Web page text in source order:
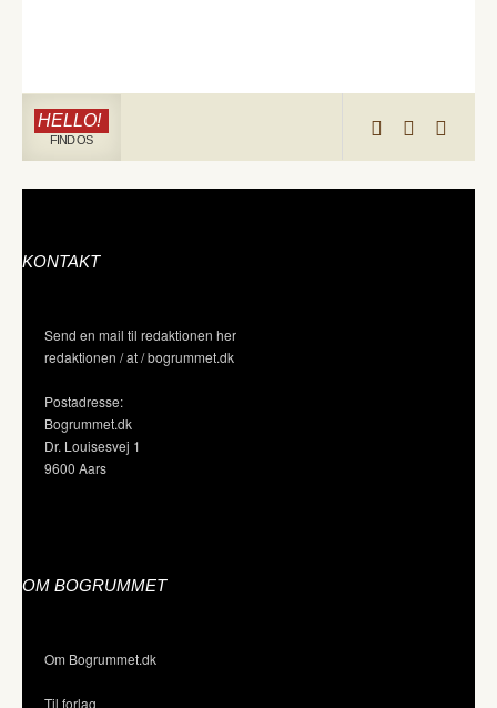
HELLO!
FIND OS
KONTAKT
Send en mail til redaktionen her
redaktionen / at / bogrummet.dk
Postadresse:
Bogrummet.dk
Dr. Louisesvej 1
9600 Aars
OM BOGRUMMET
Om Bogrummet.dk
Til forlag